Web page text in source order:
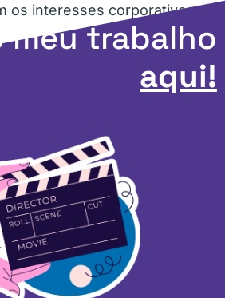
os interesses corporativos
meu trabalho
aqui!